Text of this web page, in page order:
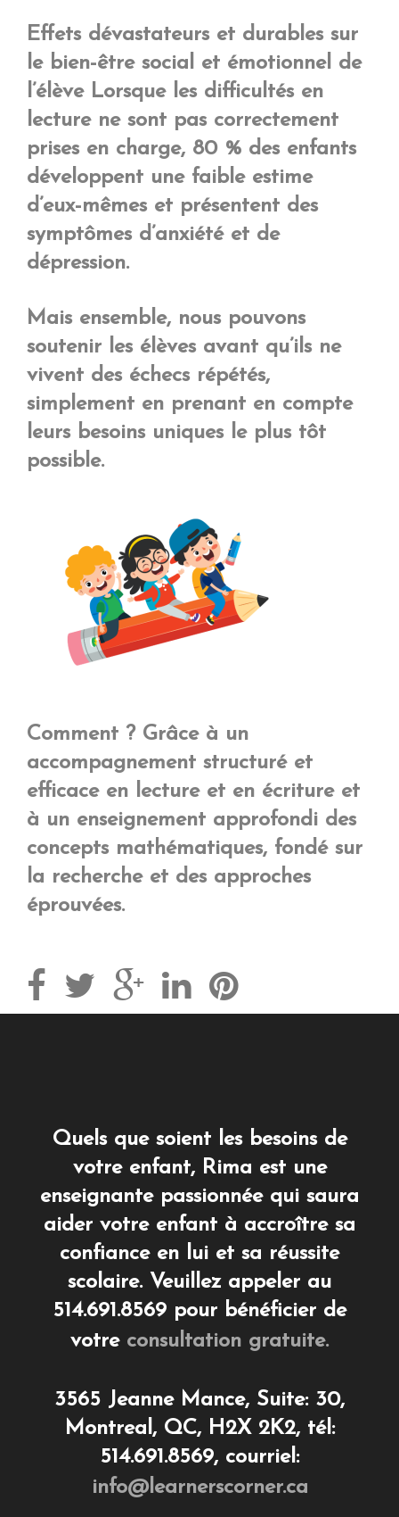
Effets dévastateurs et durables sur
le bien-être social et émotionnel de
l’élève Lorsque les difficultés en
lecture ne sont pas correctement
prises en charge, 80 % des enfants
développent une faible estime
d’eux-mêmes et présentent des
symptômes d’anxiété et de
dépression.
Mais ensemble, nous pouvons
soutenir les élèves avant qu’ils ne
vivent des échecs répétés,
simplement en prenant en compte
leurs besoins uniques le plus tôt
possible.
Comment ? Grâce à un
accompagnement structuré et
efficace en lecture et en écriture et
à un enseignement approfondi des
concepts mathématiques, fondé sur
la recherche et des approches
éprouvées.
Quels que soient les besoins de
votre enfant, Rima est une
enseignante passionnée qui saura
aider votre enfant à accroître sa
confiance en lui et sa réussite
scolaire. Veuillez appeler au
514.691.8569 pour bénéficier de
votre consultation gratuite.
3565 Jeanne Mance, Suite: 30,
Montreal, QC, H2X 2K2, tél:
514.691.8569, courriel:
info@learnerscorner.ca